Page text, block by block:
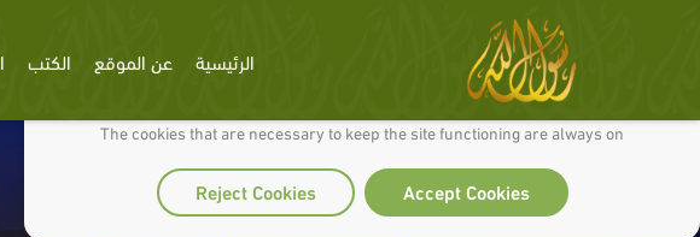
We use cookies to make our site work well for you and so we can continually improve it.
The cookies that are necessary to keep the site functioning are always on
Accept Cookies
Reject Cookies
الرئيسية عن الموقع الكتب